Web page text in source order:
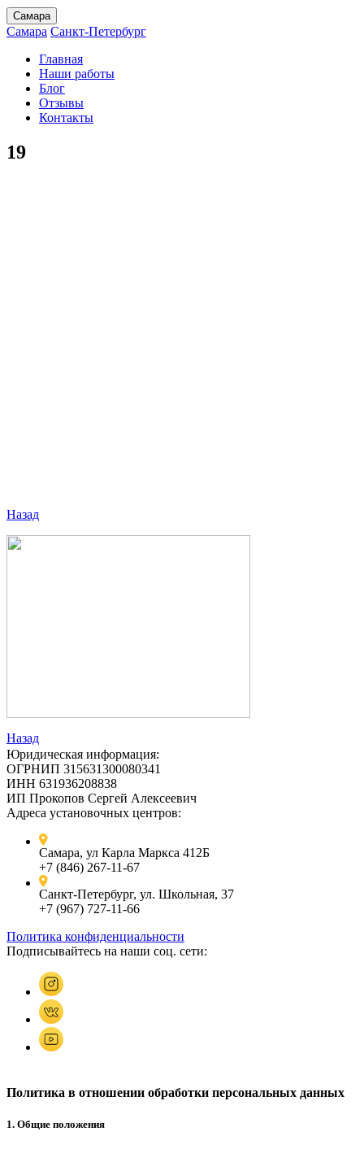
Самара
Самара Санкт-Петербург
Главная
Наши работы
Блог
Отзывы
Контакты
19
Назад
Назад
Юридическая информация:
ОГРНИП 315631300080341
ИНН 631936208838
ИП Прокопов Сергей Алексеевич
Адреса установочных центров:
Самара, ул Карла Маркса 412Б
+7 (846) 267-11-67
Санкт-Петербург, ул. Школьная, 37
+7 (967) 727-11-66
Политика конфиденциальности
Подписывайтесь на наши соц. сети:
Политика в отношении обработки персональных данных
1. Общие положения